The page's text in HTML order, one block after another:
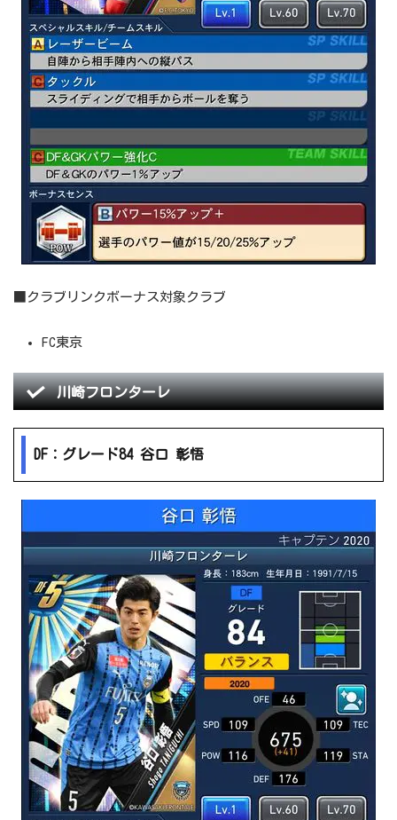
■クラブリンクボーナス対象クラブ
FC東京
川崎フロンターレ
DF：グレード84 谷口 彰悟